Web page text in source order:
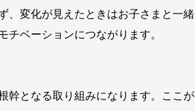
、変化が見えたときはお子さまと一緒
ベーションにつながります。
幹となる取り組みになります。ここが